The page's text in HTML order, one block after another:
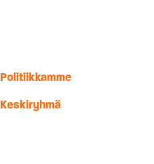
Politiikkamme
Keskiryhmä